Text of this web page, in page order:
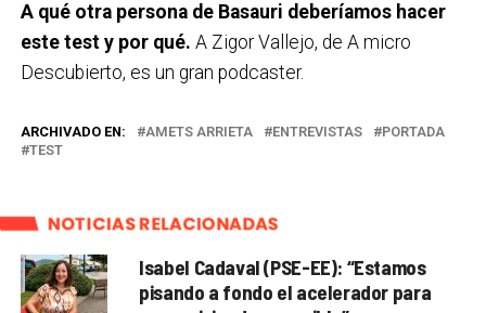
A qué otra persona de Basauri deberíamos hacer
este test y por qué. A Zigor Vallejo, de A micro
Descubierto, es un gran podcaster.
ARCHIVADO EN: AMETS ARRIETA ENTREVISTAS
PORTADA
TEST
NOTICIAS RELACIONADAS
Isabel Cadaval (PSE-EE): “Estamos
pisando a fondo el acelerador para